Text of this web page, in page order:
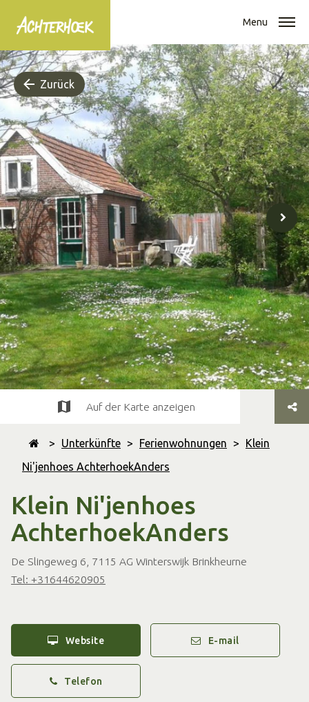
Menu
Zurück
> Unterkünfte > Ferienwohnungen >
Klein
Ni'jenhoes AchterhoekAnders
Klein Ni'jenhoes
AchterhoekAnders
De Slingeweg 6, 7115 AG Winterswijk Brinkheurne
Tel: +31644620905
Auf der Karte anzeigen
Website E-mail
Telefon